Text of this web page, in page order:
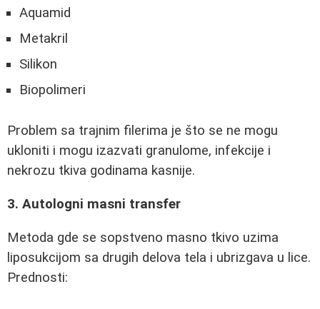
Aquamid
Metakril
Silikon
Biopolimeri
Problem sa trajnim filerima je što se ne mogu
ukloniti i mogu izazvati granulome, infekcije i
nekrozu tkiva godinama kasnije.
3. Autologni masni transfer
Metoda gde se sopstveno masno tkivo uzima
liposukcijom sa drugih delova tela i ubrizgava u lice.
Prednosti: